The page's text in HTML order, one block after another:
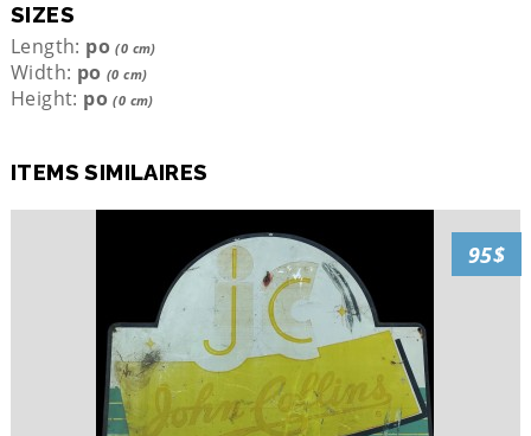
SIZES
Length: po(0 cm)
Width: po (0 cm)
Height: po(0 cm)
ITEMS SIMILAIRES
95$